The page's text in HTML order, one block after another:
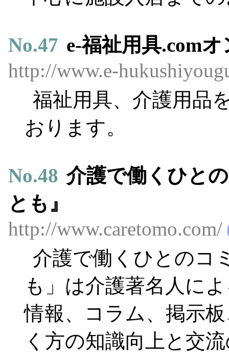
No.47 e-福祉用具.com
http://www.e-
福祉用具、介護用品
おります。
No.48 介護で働くひと
とも』
http://www.caretomo.com/
介護で働くひとのコ
も」は介護著名人に
情報、コラム、掲示
く方の知識向上と交